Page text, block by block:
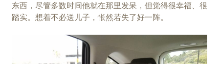
东西，尽管多数时间他就在那里发呆，但觉得很幸福、很
踏实。想着不必送儿子，怅然若失了好一阵。